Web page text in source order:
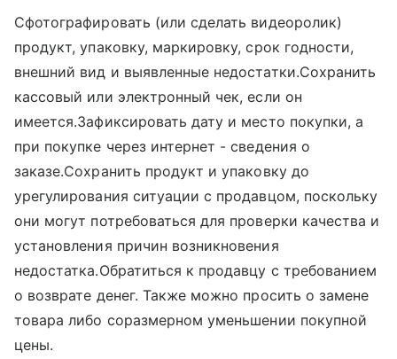
Сфотографировать (или сделать видеоролик)
продукт, упаковку, маркировку, срок годности,
внешний вид и выявленные недостатки.Сохранить
кассовый или электронный чек, если он
имеется.Зафиксировать дату и место покупки, а
при покупке через интернет - сведения о
заказе.Сохранить продукт и упаковку до
урегулирования ситуации с продавцом, поскольку
они могут потребоваться для проверки качества и
установления причин возникновения
недостатка.Обратиться к продавцу с требованием
о возврате денег. Также можно просить о замене
товара либо соразмерном уменьшении покупной
цены.